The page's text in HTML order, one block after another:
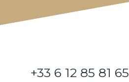
+33 6 12 85 81 65